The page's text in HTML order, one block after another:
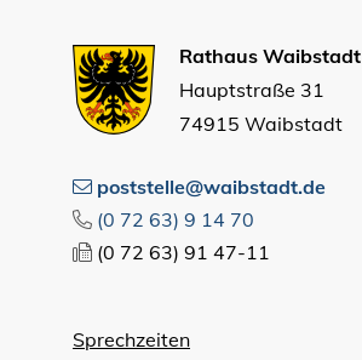
Rathaus Waibstadt
Hauptstraße 31
74915 Waibstadt
poststelle@waibstadt.de
(0 72 63) 9 14 70
(0 72 63) 91 47-11
Sprechzeiten